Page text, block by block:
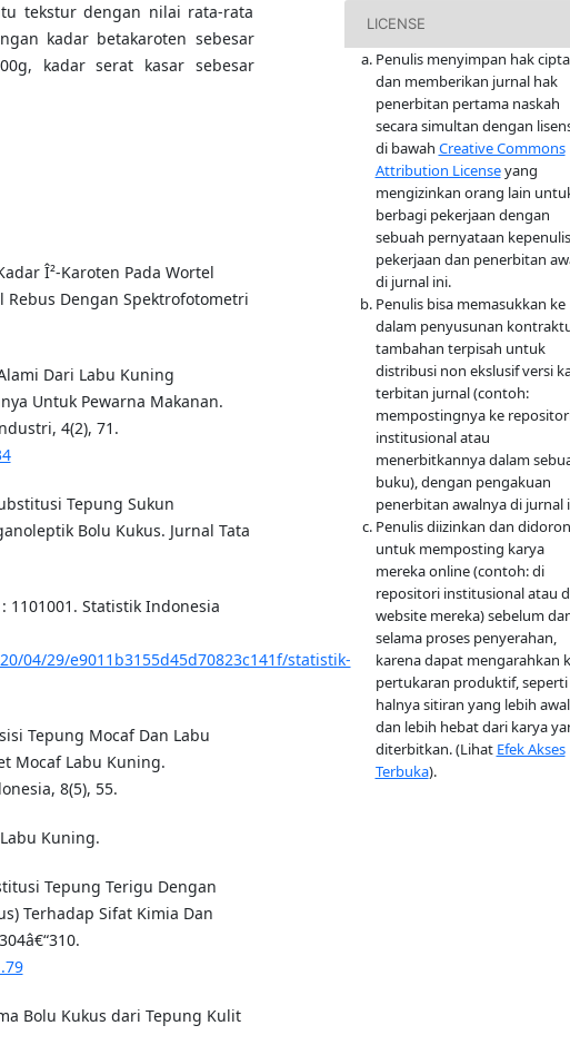
tekstur dengan nilai rata-rata
kadar betakaroten sebesar
kadar serat kasar sebesar
Î²-Karoten Pada Wortel
Rebus Dengan Spektrofotometri
Dari Labu Kuning
Untuk Pewarna Makanan.
4(2), 71.
Tepung Sukun
Bolu Kukus. Jurnal Tata
1101001. Statistik Indonesia
04/29/e9011b3155d45d70823c141f/statistik-
Tepung Mocaf Dan Labu
Mocaf Labu Kuning.
8(5), 55.
Kuning.
Tepung Terigu Dengan
Terhadap Sifat Kimia Dan
Bolu Kukus dari Tepung Kulit
LICENSE
Penulis menyimpan hak cipta
dan memberikan jurnal hak
penerbitan pertama naskah
secara simultan dengan
di bawah Creative Commons
Attribution Licenseyang
mengizinkan orang lain
berbagi pekerjaan dengan
sebuah pernyataan
pekerjaan dan penerbitan
di jurnal ini.
Penulis bisa memasukkan ke
dalam penyusunan
tambahan terpisah untuk
distribusi non ekslusif versi
terbitan jurnal (contoh:
mempostingnya ke
institusional atau
menerbitkannya dalam
buku), dengan pengakuan
penerbitan awalnya di jurnal
Penulis diizinkan dan
untuk memposting karya
mereka online (contoh: di
repositori institusional atau
website mereka) sebelum
selama proses penyerahan,
karena dapat mengarahkan
pertukaran produktif, seperti
halnya sitiran yang lebih awal
dan lebih hebat dari karya
diterbitkan. (Lihat Efek Akses
Terbuka).